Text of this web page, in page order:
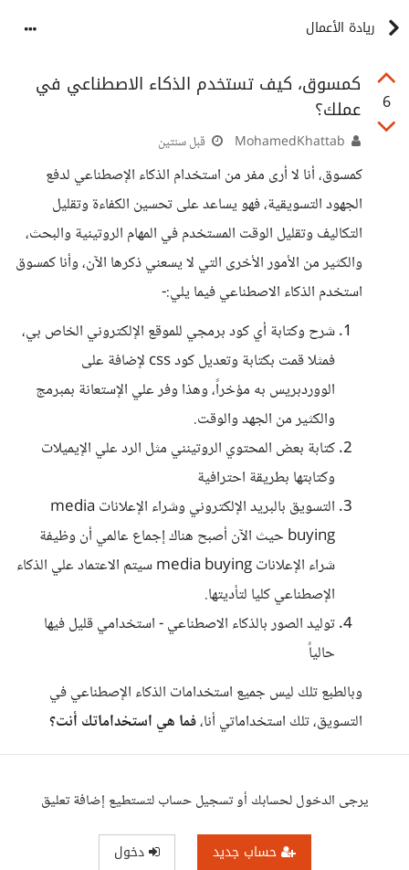
ريادة الأعمال
6
كمسوق، كيف تستخدم الذكاء الاصطناعي في
عملك؟
قبل سنتين
كمسوق، أنا لا أرى مفر من استخدام الذكاء الإصطناعي لدفع
الجهود التسويقية، فهو يساعد على تحسين الكفاءة وتقليل
التكاليف وتقليل الوقت المستخدم في المهام الروتينية والبحث،
والكثير من الأمور الأخرى التي لا يسعني ذكرها الآن، وأنا كمسوق
استخدم الذكاء الاصطناعي فيما يلي:-
شرح وكتابة أي كود برمجي للموقع الإلكتروني الخاص بي،
فمثلا قمت بكتابة وتعديل كود css لإضافة على
الووردبريس به مؤخراً، وهذا وفر علي الإستعانة بمبرمج
والكثير من الجهد والوقت.
كتابة بعض المحتوي الروتينني مثل الرد علي الإيميلات
وكتابتها بطريقة احترافية
التسويق بالبريد الإلكتروني وشراء الإعلانات media
buying حيث الآن أصبح هناك إجماع عالمي أن وظيفة
شراء الإعلانات media buying سيتم الاعتماد علي الذكاء
الإصطناعي كليا لتأديتها.
توليد الصور بالذكاء الاصطناعي - استخدامي قليل فيها
حالياً
وبالطبع تلك ليس جميع استخدامات الذكاء الإصطناعي في
التسويق، تلك​ استخداماتي أنا،فما هي استخداماتك أنت؟
يرجى الدخول لحسابك أو تسجيل حساب لتستطيع إضافة تعليق
حساب جديد دخول